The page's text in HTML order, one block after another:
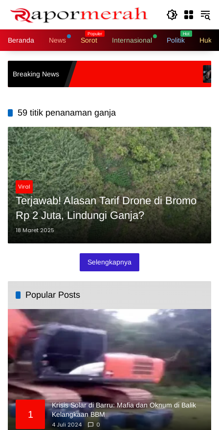
Beranda News Sorot Internasional Politik
Breaking News
59 titik penanaman ganja
Viral
Terjawab! Alasan Tarif Drone di Bromo
Rp 2 Juta, Lindungi Ganja?
18 Maret 2025
Selengkapnya
Popular Posts
1
Krisis Solar di Barru: Mafia dan Oknum di Balik
Kelangkaan BBM
4 Juli 2024
0